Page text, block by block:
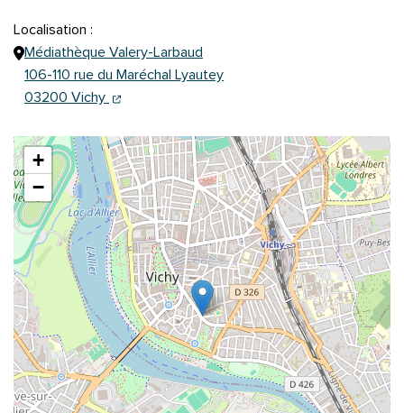
Localisation :
Médiathèque Valery-Larbaud
106-110 rue du Maréchal Lyautey
03200 Vichy (ouverture dans un nouvel onglet)
(ouverture dans un nouvel onglet)
+
−